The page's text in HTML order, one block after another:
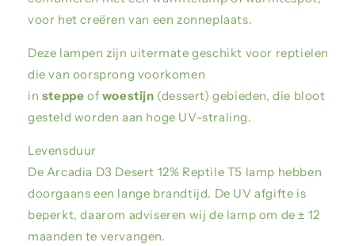
voor het creëren van een zonneplaats.
Deze lampen zijn uitermate geschikt voor reptielen
die van oorsprong voorkomen
in steppe of woestijn (dessert) gebieden, die bloot
gesteld worden aan hoge UV-straling.
Levensduur
De Arcadia D3 Desert 12% Reptile T5 lamp hebben
doorgaans een lange brandtijd. De UV afgifte is
beperkt, daarom adviseren wij de lamp om de ± 12
maanden te vervangen.